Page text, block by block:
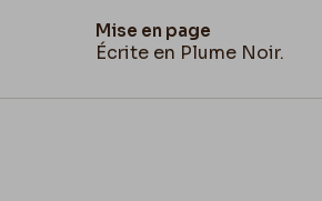
Mise en page
Écrite en Plume Noir.